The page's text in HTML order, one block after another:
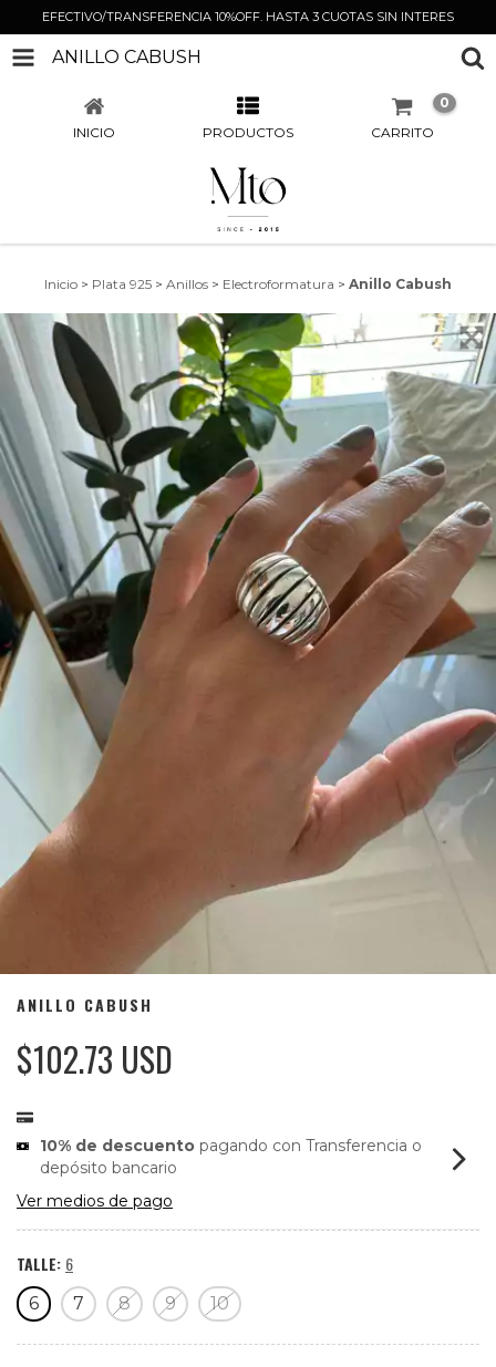
EFECTIVO/TRANSFERENCIA 10%OFF. HASTA 3 CUOTAS SIN INTERES
ANILLO CABUSH
INICIO PRODUCTOS CARRITO
0
Inicio > Plata 925 > Anillos > Electroformatura > Anillo Cabush
ANILLO CABUSH
$102.73 USD
10% de descuento pagando con Transferencia o
depósito bancario
Ver medios de pago
TALLE: 6
6 7 8 9 10